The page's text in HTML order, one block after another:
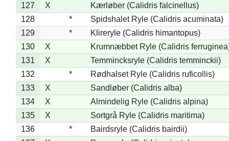
127
X
Kærløber (Calidris falcinellus)
128
*
Spidshalet Ryle (Calidris acuminata)
129
*
Klireryle (Calidris himantopus)
130
X
Krumnæbbet Ryle (Calidris
131
X
Temmincksryle (Calidris temminckii)
132
*
Rødhalset Ryle (Calidris ruficollis)
133
X
Sandløber (Calidris alba)
134
X
Almindelig Ryle (Calidris alpina)
135
X
Sortgrå Ryle (Calidris maritima)
136
*
Bairdsryle (Calidris bairdii)